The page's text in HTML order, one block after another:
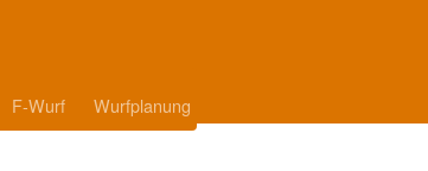
F-Wurf Wurfplanung